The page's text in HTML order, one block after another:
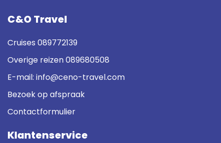
C&O Travel
Cruises 089772139
Overige reizen089680508
E-mail: info@ceno-travel.com
Bezoek op afspraak
Contactformulier
Klantenservice